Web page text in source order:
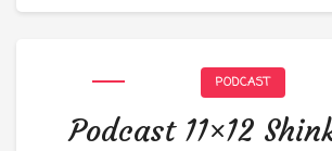
PODCAST
Podcast 11×12